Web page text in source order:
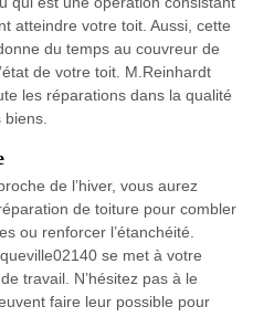
atteindre votre toit. Aussi, cette
du temps au couvreur de
de votre toit. M.Reinhardt
les réparations dans la qualité
de l’hiver, vous aurez
de toiture pour combler
ou renforcer l’étanchéité.
se met à votre
travail. N’hésitez pas à le
faire leur possible pour